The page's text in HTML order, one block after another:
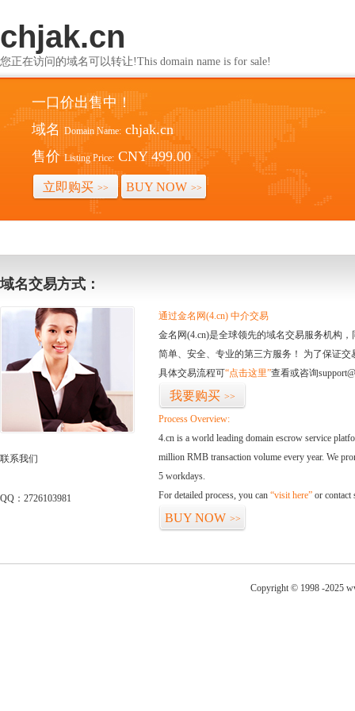
chjak.cn
您正在访问的域名可以转让!This domain name is for sale!
一口价出售中！
域名 Domain Name: chjak.cn
售价 Listing Price: CNY 499.00
立即购买 >> BUY NOW >>
域名交易方式：
联系我们
QQ：2726103981
通过金名网(4.cn) 中介交易
金名网(4.cn)是全球领先的域名交易服务机构
简单、安全、专业的第三方服务！ 为了保证
具体交易流程可“点击这里”查看或咨询
我要购买 >>
Process Overview:
4.cn is a world leading domain escrow service
million RMB transaction volume every year. We
5 workdays.
For detailed process, you can “visit here” or contact
BUY NOW >>
Copyright © 1998 -2025